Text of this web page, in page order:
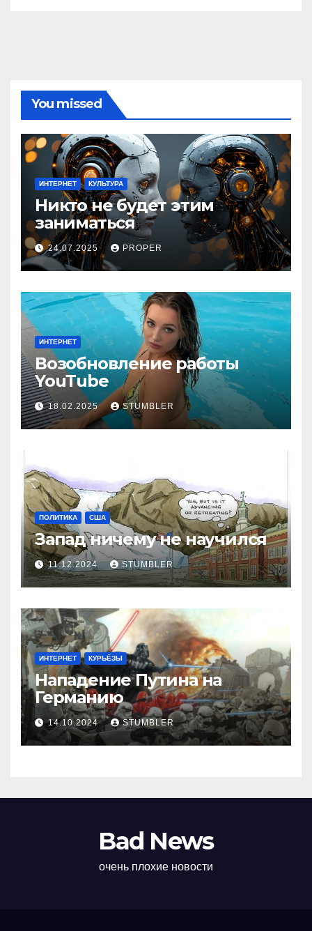
You missed
ИНТЕРНЕТ КУЛЬТУРА
Никто не будет этим
заниматься
24.07.2025 PROPER
ИНТЕРНЕТ
Возобновление работы
YouТube
18.02.2025 STUMBLER
ПОЛИТИКА США
Запад ничему не научился
11.12.2024 STUMBLER
ИНТЕРНЕТ КУРЬЁЗЫ
Нападение Путина на
Германию
14.10.2024 STUMBLER
Bad News
очень плохие новости